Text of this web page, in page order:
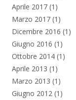
Aprile 2017 (1)
Marzo 2017 (1)
Dicembre 2016 (1)
Giugno 2016 (1)
Ottobre 2014 (1)
Aprile 2013 (1)
Marzo 2013 (1)
Giugno 2012 (1)